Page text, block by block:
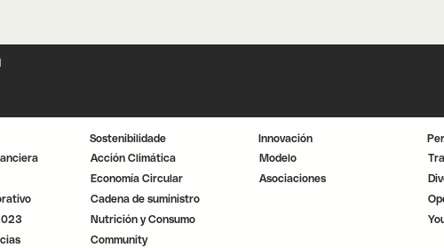
Sostenibilidade
Acción Climática
Economía Circular
Cadena de suministro
Nutrición y Consumo
Community
Innovación
Modelo
Asociaciones